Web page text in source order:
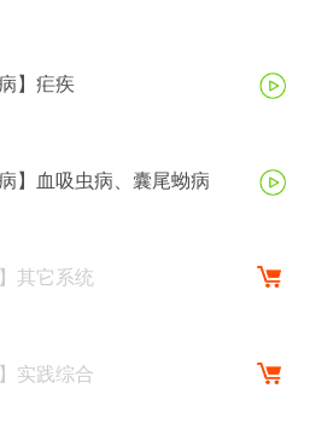
】疟疾
】血吸虫病、囊尾蚴病
其它系统
实践综合